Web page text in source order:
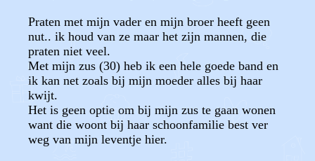
Praten met mijn vader en mijn broer heeft geen
nut.. ik houd van ze maar het zijn mannen, die
praten niet veel.
Met mijn zus (30) heb ik een hele goede band en
ik kan net zoals bij mijn moeder alles bij haar
kwijt.
Het is geen optie om bij mijn zus te gaan wonen
want die woont bij haar schoonfamilie best ver
weg van mijn leventje hier.